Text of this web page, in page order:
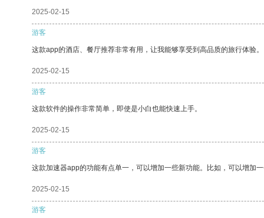
2025-02-15
游客
这款app的酒店、餐厅推荐非常有用，让我能够享受到高品质的旅行体验。
2025-02-15
游客
这款软件的操作非常简单，即使是小白也能快速上手。
2025-02-15
游客
这款加速器app的功能有点单一，可以增加一些新功能。比如，可以增加
2025-02-15
游客